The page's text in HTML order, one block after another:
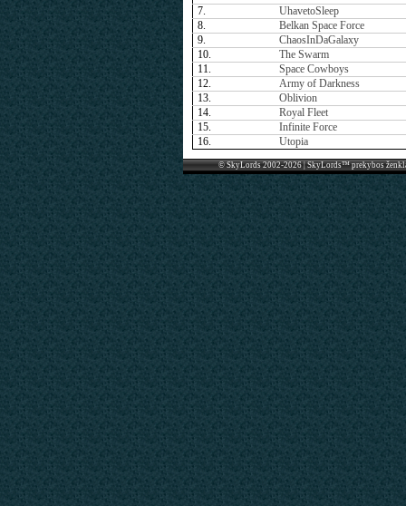
7.
UhavetoSleep
8.
Belkan Space Force
9.
ChaosInDaGalaxy
10.
The Swarm
11.
Space Cowboys
12.
Army of Darkness
13.
Oblivion
14.
Royal Fleet
15.
Infinite Force
16.
Utopia
© SkyLords 2002-2026 | SkyLords™ prekybos